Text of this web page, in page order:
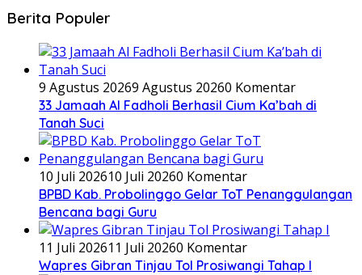
Berita Populer
9 Agustus 20269 Agustus 20260 Komentar
33 Jamaah Al Fadholi Berhasil Cium Ka’bah di
Tanah Suci
10 Juli 202610 Juli 20260 Komentar
BPBD Kab. Probolinggo Gelar ToT Penanggulangan
Bencana bagi Guru
11 Juli 202611 Juli 20260 Komentar
Wapres Gibran Tinjau Tol Prosiwangi Tahap I